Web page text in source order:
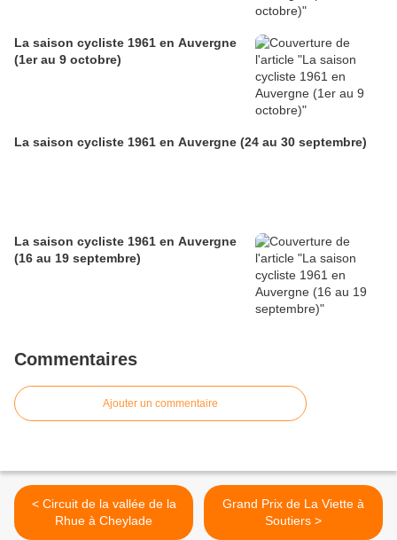
La saison cycliste 1961 en Auvergne
(1er au 9 octobre)
La saison cycliste 1961 en Auvergne (24 au 30 septembre)
La saison cycliste 1961 en Auvergne
(16 au 19 septembre)
Commentaires
Ajouter un commentaire
< Circuit de la vallée de la
Rhue à Cheylade
Grand Prix de La Viette à
Soutiers >